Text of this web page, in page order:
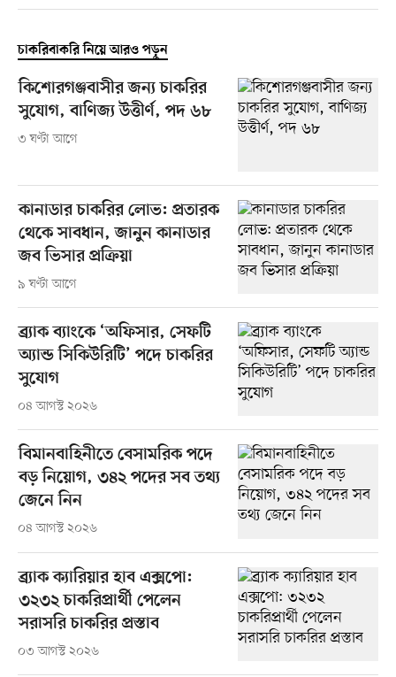
চাকরিবাকরি নিয়ে আরও পড়ুন
কিশোরগঞ্জবাসীর জন্য চাকরির
সুযোগ, বাণিজ্য উত্তীর্ণ, পদ ৬৮
৩ ঘণ্টা আগে
কানাডার চাকরির লোভ: প্রতারক
থেকে সাবধান, জানুন কানাডার
জব ভিসার প্রক্রিয়া
৯ ঘণ্টা আগে
ব্র্যাক ব্যাংকে ‘অফিসার, সেফটি
অ্যান্ড সিকিউরিটি’ পদে চাকরির
সুযোগ
০৪ আগস্ট ২০২৬
বিমানবাহিনীতে বেসামরিক পদে
বড় নিয়োগ, ৩৪২ পদের সব তথ্য
জেনে নিন
০৪ আগস্ট ২০২৬
ব্র্যাক ক্যারিয়ার হাব এক্সপো:
৩২৩২ চাকরিপ্রার্থী পেলেন
সরাসরি চাকরির প্রস্তাব
০৩ আগস্ট ২০২৬